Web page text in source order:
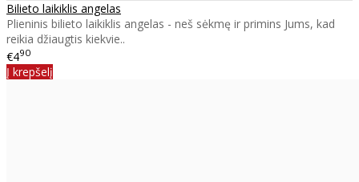
Bilieto laikiklis angelas
Plieninis bilieto laikiklis angelas - neš sėkmę ir primins Jums, kad
reikia džiaugtis kiekvie..
€490
Į krepšelį